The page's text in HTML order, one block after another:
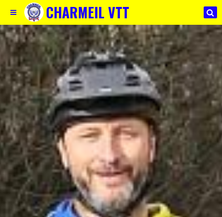
CHARMEIL VTT